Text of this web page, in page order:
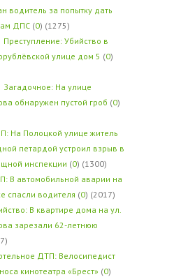
водитель за попытку дать
ДПС (0) (1275)
Преступление: Убийство в
улице дом 5 (0)
Загадочное: На улице
обнаружен пустой гроб (0)
На Полоцкой улице житель
петардой устроил взрыв в
инспекции (0) (1300)
В автомобильной аварии на
спасли водителя (0) (2017)
В квартире дома на ул.
зарезали 62-летнюю
ДТП: Велосипедист
кинотеатра «Брест» (0)